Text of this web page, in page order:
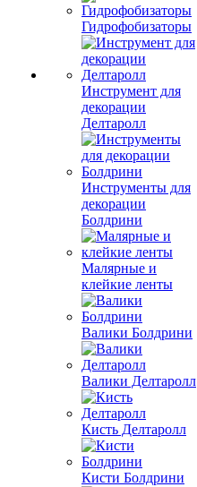
Гидрофобизаторы
Инструмент для
декорации
Делтаролл
Инструменты для
декорации
Болдрини
Малярные и
клейкие ленты
Валики Болдрини
Валики Делтаролл
Кисть Делтаролл
Кисти Болдрини